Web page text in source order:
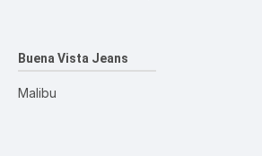
Buena Vista Jeans
Malibu